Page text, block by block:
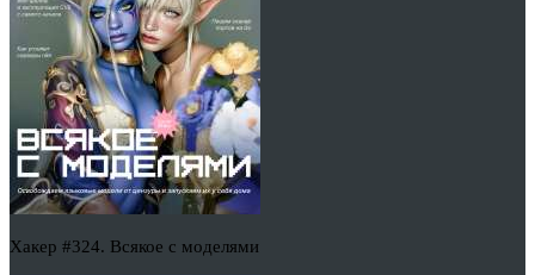
Хакер #324. Всякое с моделями